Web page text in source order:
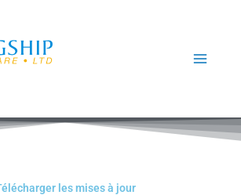
les mises à jour